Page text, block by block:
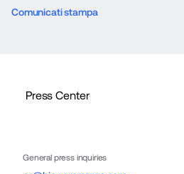
Comunicati stampa
General press inquiries